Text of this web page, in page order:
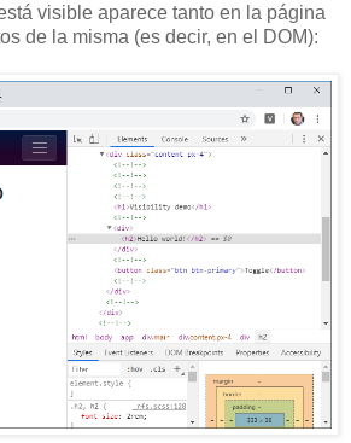
visible aparece tanto en la página
de la misma (es decir, en el DOM):